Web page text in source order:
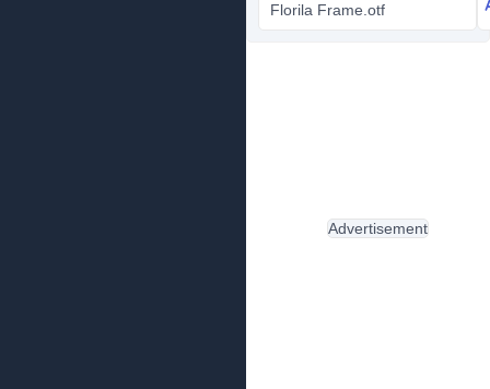
Florila Frame.otf
Advertisement